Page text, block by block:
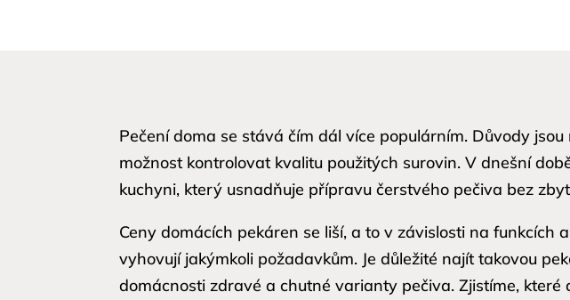
Pečení doma se stává čím dál více populárním. Důvody
možnost kontrolovat kvalitu použitých surovin. V dnešní
kuchyni, který usnadňuje přípravu čerstvého pečiva bez
Ceny domácích pekáren se liší, a to v závislosti na
vyhovují jakýmkoli požadavkům. Je důležité najít takovou
domácnosti zdravé a chutné varianty pečiva. Zjistíme,